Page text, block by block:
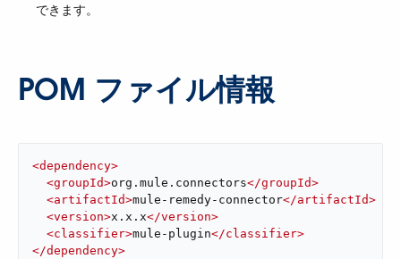
できます。
POM ファイル情報
<dependency>
<groupId>org.mule.connectors</groupId>
<artifactId>mule-remedy-connector</artifactId>
<version>x.x.x</version>
<classifier>mule-plugin</classifier>
</dependency>